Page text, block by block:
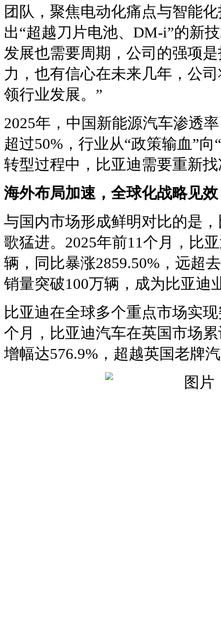
团队，聚焦电动化痛点与智能
出“超越刀片电池、DM-i”的新
发展也需要周期，公司的强项
力，也有信心在未来几年，公
领行业发展。”
2025年，中国新能源汽车渗透
超过50%，行业从“政策输血”
转型过程中，比亚迪需要重新
海外布局加速，全球化战略见效
与国内市场形成鲜明对比的是
歌猛进。2025年前11个月，比
辆，同比暴涨2859.50%，远超
销量突破100万辆，成为比亚迪
比亚迪在全球多个重点市场实
个月，比亚迪汽车在英国市场
增幅达576.9%，超越英国老牌